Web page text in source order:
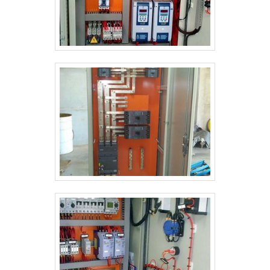
a um time com equipe multidisciplinar de consultores
associados e profissionais qualificados, comprovam
sua essência de trazer o melhor para todos os
elétricos industriais, na essência da empresa, a
mesma deve prezar pelos produtos e serviços com
ótima qualidade e precisão, detalhes que passam
despercebidos e podem gerar prejuízo futuros para
os clientes.É por estes motivos que a Bevilacqua
Eletrotécnica é uma empresa que preza pela
segurança quando se fala do segmento de venda e
manutenção em motores elétricos. A empresa
objetiva o que há de melhor para fidelizar os
clientes.QUALIDADES E PONTOS FORTES DA
EMPRESASomente na Bevilacqua Eletrotécnica é
possível encontrar a solução para quem busca venda
encontrar itens variados com tecnologia de ponta,
como chave de partida soft starter e motobomba
centrífuga multiestágio com ótima qualidade e
excelente custo-benefício.Apresentando produtos
de alto padrão, a empresa conta com profissionais